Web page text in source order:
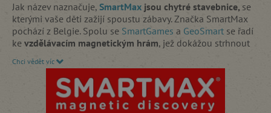
Jak název naznačuje, SmartMax jsou chytré stavebnice, se
kterými vaše děti zažijí spoustu zábavy. Značka SmartMax
pochází z Belgie. Spolu se SmartGames a GeoSmart se řadí
ke vzdělávacím magnetickým hrám, jež dokážou strhnout
Smartmax jsou úžasnéstavebnice s magnety,
které umožňují dětem probádat fascinující svět magnetické
přitažlivostizcela bezpečným způsobem. Jednotlivé dílky
Chci vědět víc